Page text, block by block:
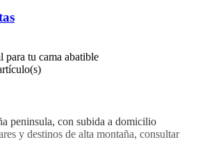
para tu cama abatible
peninsula, con subida a domicilio
y destinos de alta montaña, consultar